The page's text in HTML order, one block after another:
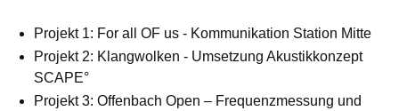
Projekt 1: For all OF us - Kommunikation Station Mitte
Projekt 2: Klangwolken - Umsetzung Akustikkonzept
SCAPE°
Projekt 3: Offenbach Open – Frequenzmessung und